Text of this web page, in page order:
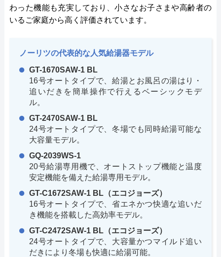
わった機能も充実しており、小さなお子さまや高齢者の
いるご家庭から高く評価されています。
ノーリツの代表的な人気給湯器モデル
GT-1670SAW-1 BL
16号オートタイプで、給湯とお風呂の湯はり・
追いだきを簡単操作で行えるベーシックモデ
ル。
GT-2470SAW-1 BL
24号オートタイプで、冬場でも同時給湯可能な
大容量モデル。
GQ-2039WS-1
20号給湯専用機で、オートストップ機能と温度
安定機能を備えた給湯専用モデル。
GT-C1672SAW-1 BL（エコジョーズ）
16号オートタイプで、省エネかつ快適な追いだ
き機能を搭載した高効率モデル。
GT-C2472SAW-1 BL（エコジョーズ）
24号オートタイプで、大容量かつマイルド追い
だきにより冬場も快適に給湯可能。